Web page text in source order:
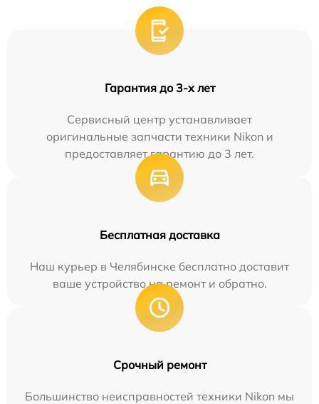
Гарантия до 3-х лет
Сервисный центр устанавливает
оригинальные запчасти техники Nikon и
предоставляет гарантию до 3 лет.
Бесплатная доставка
Наш курьер в Челябинске бесплатно доставит
ваше устройство на ремонт и обратно.
Срочный ремонт
Большинство неисправностей техники Nikon мы